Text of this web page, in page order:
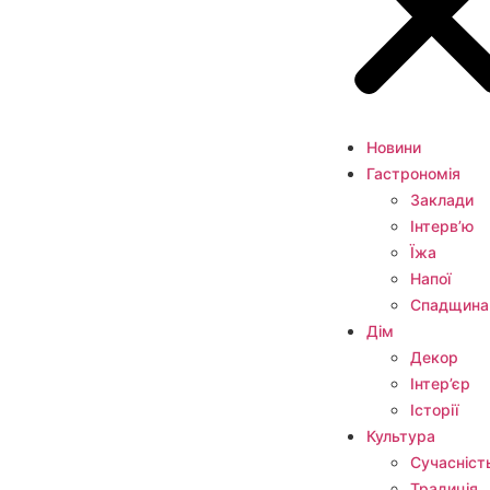
Новини
Гастрономія
Заклади
Інтерв’ю
Їжа
Напої
Спадщина
Дім
Декор
Інтер’єр
Історії
Культура